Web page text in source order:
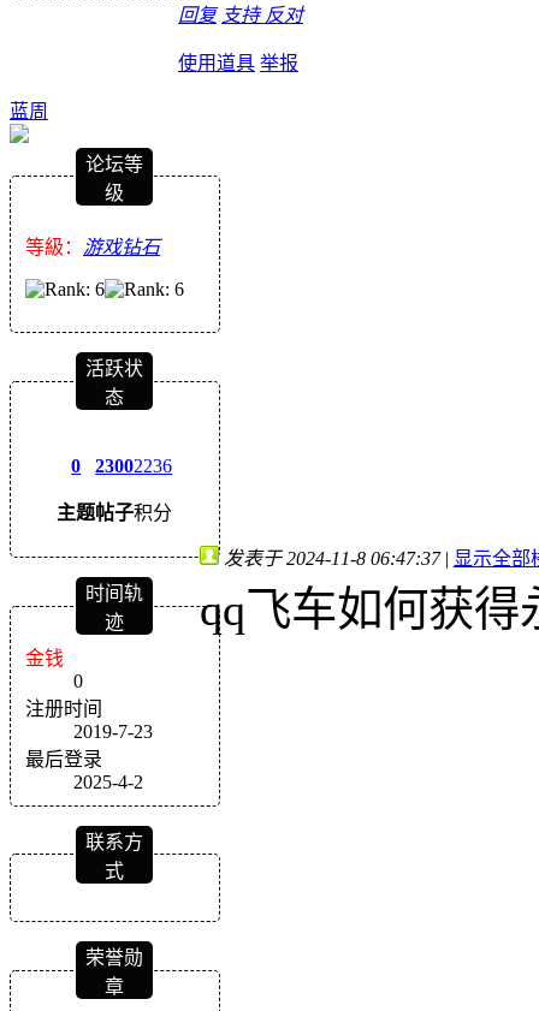
回复 支持 反对
使用道具 举报
蓝周
论坛等
级
等級： 游戏钻石
活跃状
态
0
主题
2300
帖子
2236
积分
时间轨
迹
金钱
0
注册时间
2019-7-23
最后登录
2025-4-2
联系方
式
荣誉勋
章
发表于 2024-11-8 06:47:37 | 显示全部
qq飞车如何获得